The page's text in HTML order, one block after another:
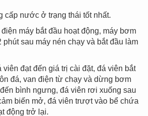
cấp nước ở trạng thái tốt nhất.
máy bắt đầu hoạt động, máy bơm
sau máy nén chạy và bắt đầu làm
viên đạt đến giá trị cài đặt, đá viên bắt
đá, van điện từ chạy và dừng bơm
bình ngưng, đá viên rơi xuống sau
biến mở, đá viên trượt vào bể chứa
động trở lại.